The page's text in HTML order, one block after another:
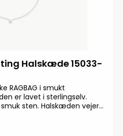
Halskæde 15033-
RAGBAG i smukt
er lavet i sterlingsølv.
sten. Halskæden vejer 2